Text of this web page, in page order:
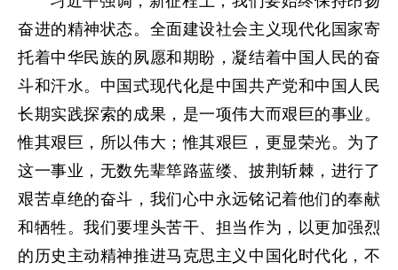
奋进的精神状态。全面建设社会主义现代化国家寄
托着中华民族的夙愿和期盼，凝结着中国人民的奋
斗和汗水。中国式现代化是中国共产党和中国人民
长期实践探索的成果，是一项伟大而艰巨的事业。
惟其艰巨，所以伟大；惟其艰巨，更显荣光。为了
这一事业，无数先辈筚路蓝缕、披荆斩棘，进行了
艰苦卓绝的奋斗，我们心中永远铭记着他们的奉献
和牺牲。我们要埋头苦干、担当作为，以更加强烈
的历史主动精神推进马克思主义中国化时代化，不